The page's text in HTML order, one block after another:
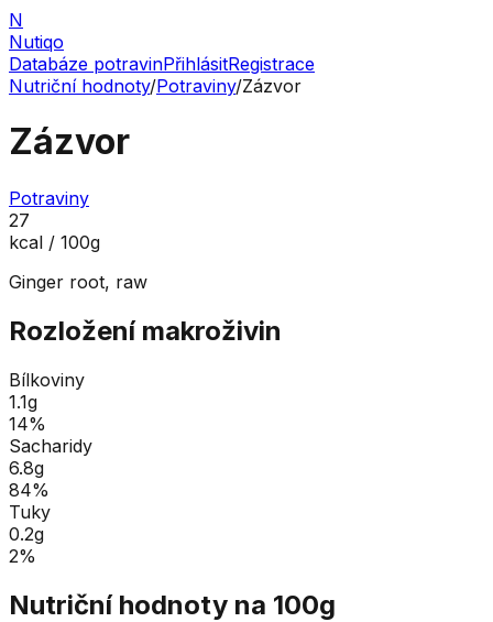
N
Nutiqo
Databáze potravinPřihlásitRegistrace
Nutriční hodnoty/Potraviny/Zázvor
Zázvor
Potraviny
27
kcal / 100g
Ginger root, raw
Rozložení makroživin
Bílkoviny
1.1g
14%
Sacharidy
6.8g
84%
Tuky
0.2g
2%
Nutriční hodnoty na 100g